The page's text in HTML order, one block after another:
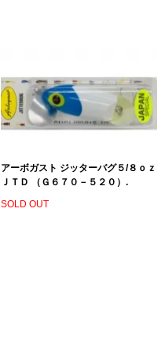
アーボガスト ジッターバグ５/８ｏｚ
ＪＴＤ （Ｇ６７０－５２０）.
SOLD OUT